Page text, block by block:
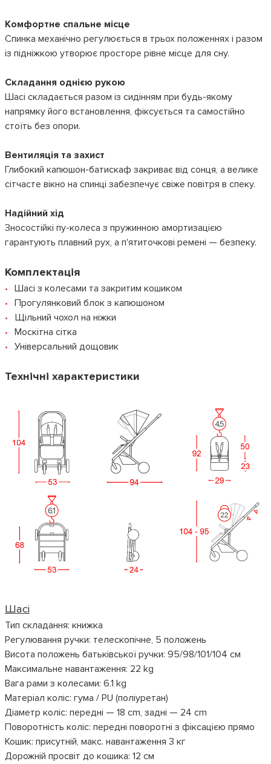
Комфортне спальне місце
Спинка механічно регулюється в трьох положеннях і разом
із підніжкою утворює просторе рівне місце для сну.
Складання однією рукою
Шасі складається разом із сидінням при будь-якому
напрямку його встановлення, фіксується та самостійно
стоїть без опори.
Вентиляція та захист
Глибокий капюшон-батискаф закриває від сонця, а велике
сітчасте вікно на спинці забезпечує свіже повітря в спеку.
Надійний хід
Зносостійкі пу-колеса з пружинною амортизацією
гарантують плавний рух, а п'ятиточкові ремені — безпеку.
Комплектація
Шасі з колесами та закритим кошиком
Прогулянковий блок з капюшоном
Щільний чохол на ніжки
Москітна сітка
Універсальний дощовик
Технічні характеристики
Шасі
Тип складання: книжка
Регулювання ручки: телескопічне, 5 положень
Висота положень батьківської ручки: 95/98/101/104 см
Максимальне навантаження: 22 kg
Вага рами з колесами: 6.1 kg
Матеріал коліс: гума / PU (поліуретан)
Діаметр коліс: передні — 18 cm, задні — 24 cm
Поворотність коліс: передні поворотні з фіксацією прямо
Кошик: присутній, макс. навантаження 3 кг
Дорожній просвіт до кошика: 12 см